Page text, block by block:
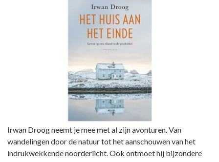
Irwan Droog neemt je mee met al zijn avonturen. Van
wandelingen door de natuur tot het aanschouwen van het
indrukwekkende noorderlicht. Ook ontmoet hij bijzondere